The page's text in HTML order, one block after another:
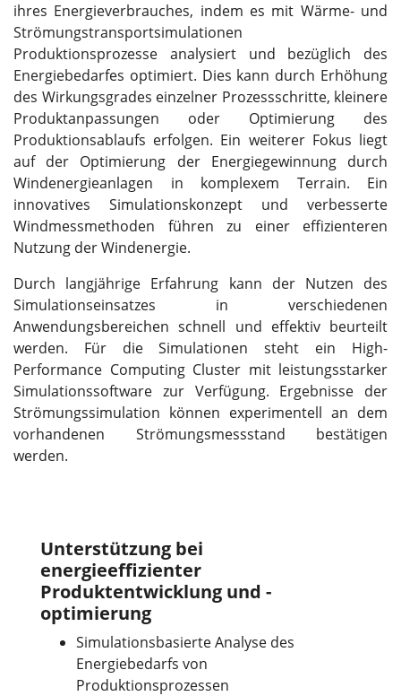
ihres Energieverbrauches, indem es mit Wärme- und
Strömungstransportsimulationen
Produktionsprozesse analysiert und bezüglich des
Energiebedarfes optimiert. Dies kann durch Erhöhung
des Wirkungsgrades einzelner Prozessschritte, kleinere
Produktanpassungen oder Optimierung des
Produktionsablaufs erfolgen. Ein weiterer Fokus liegt
auf der Optimierung der Energiegewinnung durch
Windenergieanlagen in komplexem Terrain. Ein
innovatives Simulationskonzept und verbesserte
Windmessmethoden führen zu einer effizienteren
Nutzung der Windenergie.
Durch langjährige Erfahrung kann der Nutzen des
Simulationseinsatzes in verschiedenen
Anwendungsbereichen schnell und effektiv beurteilt
werden. Für die Simulationen steht ein High-
Performance Computing Cluster mit leistungsstarker
Simulationssoftware zur Verfügung. Ergebnisse der
Strömungssimulation können experimentell an dem
vorhandenen Strömungsmessstand bestätigen
werden.
Unterstützung bei
energieeffizienter
Produktentwicklung und -
optimierung
Simulationsbasierte Analyse des
Energiebedarfs von
Produktionsprozessen